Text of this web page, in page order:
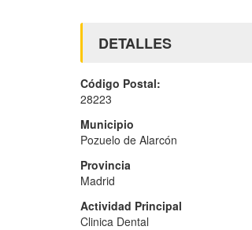
DETALLES
Código Postal:
28223
Municipio
Pozuelo de Alarcón
Provincia
Madrid
Actividad Principal
Clinica Dental